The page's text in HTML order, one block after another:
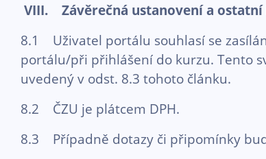
VIII. Závěrečná ustanovení a
8.1 Uživatel portálu souhlasí se
portálu/při přihlášení do kurzu. Tento
uvedený v odst. 8.3 tohoto článku.
8.2 ČZU je plátcem DPH.
8.3 Případně dotazy či připomínky